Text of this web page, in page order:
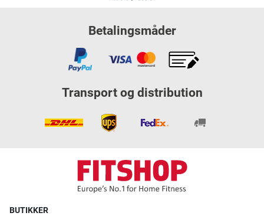
Betalingsmåder
Transport og distribution
BUTIKKER